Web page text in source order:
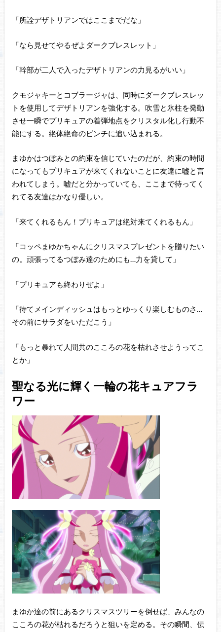
「所詮デザトリアンではここまでだな」
「なら見せてやるぜよダークブレスレット」
「幹部が二人で入ったデザトリアンの力見るがいい」
クモジャキーとコブラージャは、同時にダークブレスレッ
トを使用してデザトリアンを強化する。吹雪と氷柱を発動
させ一瞬でプリキュアの着弾地点をクリスタル化し行動不
能にする。絶体絶命のピンチに追い込まれる。
まゆかはつぼみとの約束を信じていたのだが、約束の時間
になってもプリキュアが来てくれないことに友達に嘘と言
われてしまう。嘘だと分かっていても、ここまで待ってく
れてる友達はかなり優しい。
「来てくれるもん！プリキュアは絶対来てくれるもん」
「コッペまゆかちゃんにクリスマスプレゼントを贈りたい
の。頑張ってるつぼみ達のためにも…力を貸して」
「プリキュアも終わりぜよ」
「待てメインディッシュはもっとゆっくり楽しむものさ…
その前にサラダをいただこう」
「もっと暴れて人間共のこころの花を枯れさせようってこ
とか」
聖なる光に輝く一輪の花キュアフラ
ワー
まゆか達の前にあるクリスマスツリーを倒せば、みんなの
こころの花が枯れるだろうと狙いを定める。その瞬間、伝